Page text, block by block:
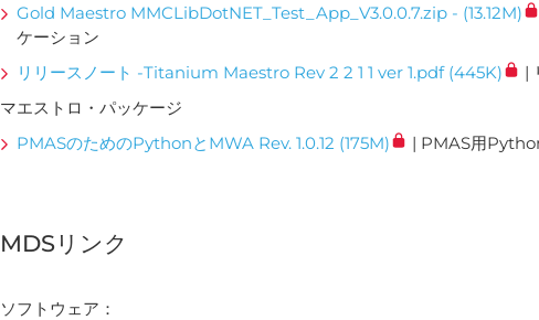
Gold Maestro MMCLibDotNET_Test_App_V3.0.0.7.zip - (13.12M)
ケーション
リリースノート -Titanium Maestro Rev 2 2 1 1 ver 1.pdf (445K)
|
マエストロ・パッケージ
PMASのためのPythonとMWA Rev. 1.0.12 (175M)
| PMAS用
MDSリンク
ソフトウェア：